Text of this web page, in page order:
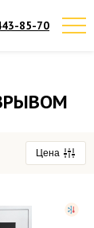
85-70
Цена